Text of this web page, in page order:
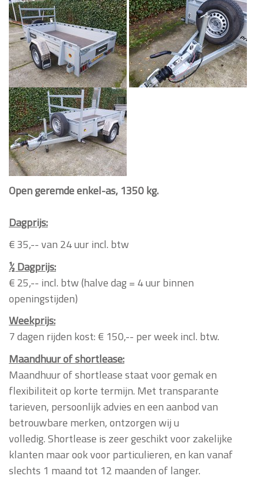
Open geremde enkel-as, 1350 kg.
Dagprijs:
€ 35,-- van 24 uur incl. btw
½ Dagprijs:
€25,-- incl. btw (halve dag = 4 uur binnen
openingstijden)
Weekprijs:
7 dagen rijden kost: € 150,-- per week incl. btw.
Maandhuur of shortlease:
Maandhuur of shortleasestaat voor gemak en
flexibiliteit op korte termijn. Met transparante
tarieven, persoonlijk advies en een aanbod van
betrouwbare merken, ontzorgen wij u
volledig. Shortlease is zeer geschikt voor zakelijke
klanten maar ook voor particulieren, en kan vanaf
slechts 1 maand tot 12 maanden of langer.